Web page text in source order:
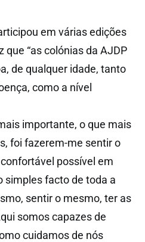
em várias edições
que “as colónias da AJDP
de qualquer idade, tanto
como a nível
importante, o que mais
foi fazerem-me sentir o
possível em
simples facto de toda a
sentir o mesmo, ter as
somos capazes de
cuidamos de nós